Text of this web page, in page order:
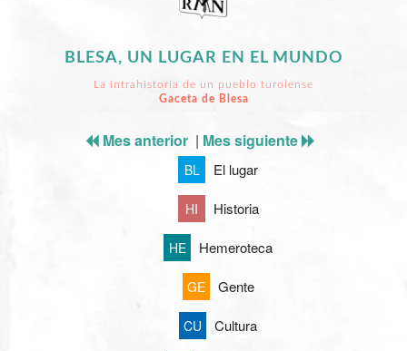
BLESA, UN LUGAR EN EL MUNDO
La intrahistoria de un pueblo turolense
Gaceta de Blesa
Mes anterior| Mes siguiente
BL El lugar
HI Historia
HE Hemeroteca
GE Gente
CU Cultura